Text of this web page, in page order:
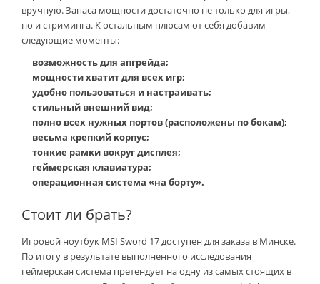
вручную. Запаса мощности достаточно не только для игры,
но и стриминга. К остальным плюсам от себя добавим
следующие моменты:
возможность для апгрейда;
мощности хватит для всех игр;
удобно пользоваться и настраивать;
стильный внешний вид;
полно всех нужных портов (расположены по бокам);
весьма крепкий корпус;
тонкие рамки вокруг дисплея;
геймерская клавиатура;
операционная система «на борту».
Стоит ли брать?
Игровой ноутбук MSI Sword 17 доступен для заказа в Минске.
По итогу в результате выполненного исследования
геймерская система претендует на одну из самых стоящих в